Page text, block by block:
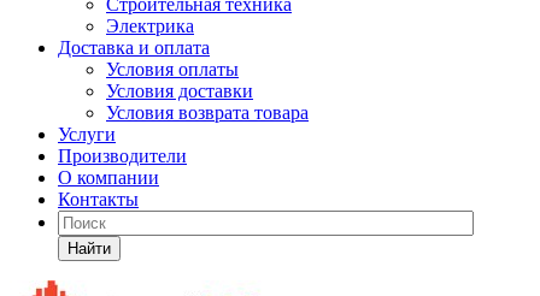
Строительная техника
Электрика
Доставка и оплата
Условия оплаты
Условия доставки
Условия возврата товара
Услуги
Производители
О компании
Контакты
Найти